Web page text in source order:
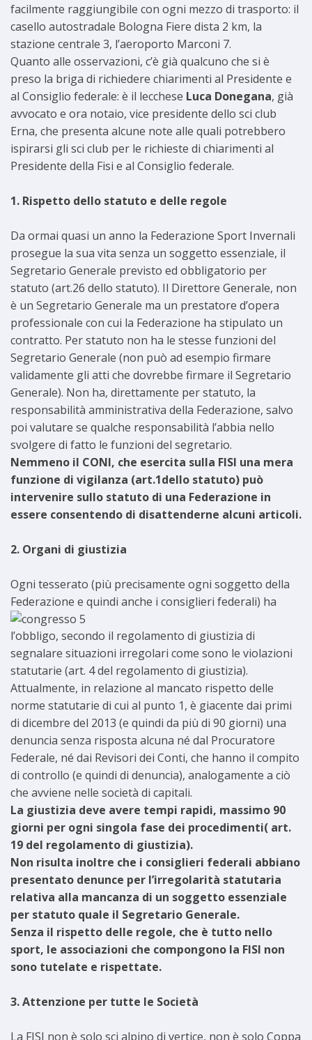
facilmente raggiungibile con ogni mezzo di trasporto: il
casello autostradale Bologna Fiere dista 2 km, la
stazione centrale 3, l’aeroporto Marconi 7.
Quanto alle osservazioni, c’è già qualcuno che si è
preso la briga di richiedere chiarimenti al Presidente e
al Consiglio federale: è il lecchese Luca Donegana, già
avvocato e ora notaio, vice presidente dello sci club
Erna, che presenta alcune note alle quali potrebbero
ispirarsi gli sci club per le richieste di chiarimenti al
Presidente della Fisi e al Consiglio federale.
1. Rispetto dello statuto e delle regole
Da ormai quasi un anno la Federazione Sport Invernali
prosegue la sua vita senza un soggetto essenziale, il
Segretario Generale previsto ed obbligatorio per
statuto (art.26 dello statuto). Il Direttore Generale, non
è un Segretario Generale ma un prestatore d’opera
professionale con cui la Federazione ha stipulato un
contratto. Per statuto non ha le stesse funzioni del
Segretario Generale (non può ad esempio firmare
validamente gli atti che dovrebbe firmare il Segretario
Generale). Non ha, direttamente per statuto, la
responsabilità amministrativa della Federazione, salvo
poi valutare se qualche responsabilità l’abbia nello
svolgere di fatto le funzioni del segretario.
Nemmeno il CONI, che esercita sulla FISI una mera
funzione di vigilanza (art.1dello statuto) può
intervenire sullo statuto di una Federazione in
essere consentendo di disattenderne alcuni articoli.
2. Organi di giustizia
Ogni tesserato (più precisamente ogni soggetto della
Federazione e quindi anche i consiglieri federali) ha
l’obbligo, secondo il regolamento di giustizia di
segnalare situazioni irregolari come sono le violazioni
statutarie (art. 4 del regolamento di giustizia).
Attualmente, in relazione al mancato rispetto delle
norme statutarie di cui al punto 1, è giacente dai primi
di dicembre del 2013 (e quindi da più di 90 giorni) una
denuncia senza risposta alcuna né dal Procuratore
Federale, né dai Revisori dei Conti, che hanno il compito
di controllo (e quindi di denuncia), analogamente a ciò
che avviene nelle società di capitali.
La giustizia deve avere tempi rapidi, massimo 90
giorni per ogni singola fase dei procedimenti( art.
19 del regolamento di giustizia).
Non risulta inoltre che i consiglieri federali abbiano
presentato denunce per l’irregolarità statutaria
relativa alla mancanza di un soggetto essenziale
per statuto quale il Segretario Generale.
Senza il rispetto delle regole, che è tutto nello
sport, le associazioni che compongono la FISI non
sono tutelate e rispettate.
3. Attenzione per tutte le Società
La FISI non è solo sci alpino di vertice, non è solo Coppa